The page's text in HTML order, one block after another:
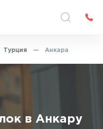
Турция — Анкара
в Анкару